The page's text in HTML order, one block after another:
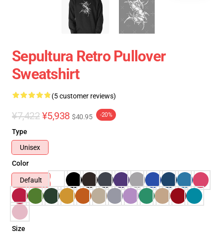
Sepultura Retro Pullover
Sweatshirt
(5 customer reviews)
¥7,422 ¥5,938 $40.95 -20%
Type
Unisex
Color
Default
Size